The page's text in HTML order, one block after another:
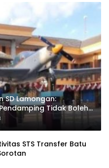
SD Lamongan:
Tidak Boleh
STS Transfer Batu